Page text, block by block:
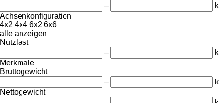
–
Achsenkonfiguration
4x2 4x4 6x2 6x6
alle anzeigen
Nutzlast
–
Merkmale
Bruttogewicht
–
Nettogewicht